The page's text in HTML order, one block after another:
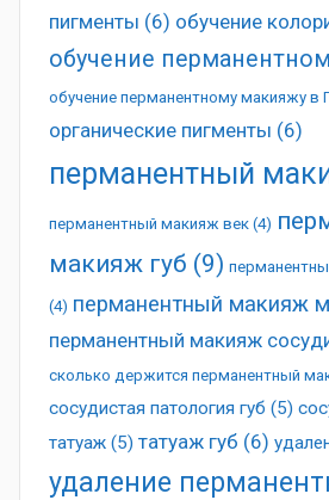
пигменты (6) обучение
обучение
обучение перманентному макияжу в
органические пигменты (6)
перманентный
перманентный макияж век (4)
макияж губ (9)
(4) перманентный макияж
перманентный макияж
сколько держится перманентный
сосудистая патология губ (5)
татуаж (5) татуаж губ (6)
удаление